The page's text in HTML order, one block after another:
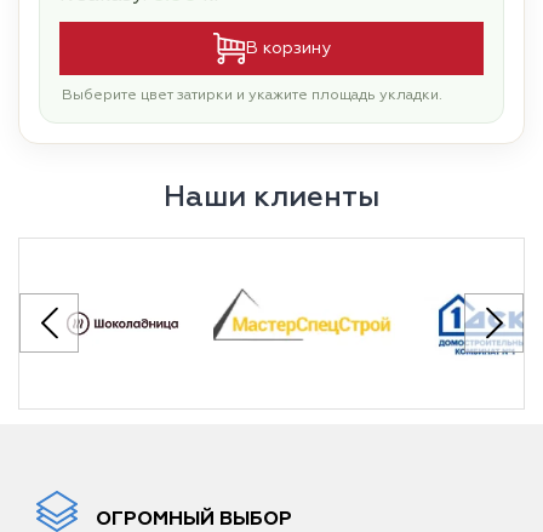
В корзину
Выберите цвет затирки и укажите площадь укладки.
Наши клиенты
ОГРОМНЫЙ ВЫБОР